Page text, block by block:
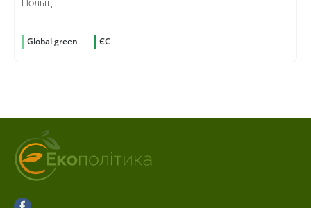
Польщі
Global green ЄС